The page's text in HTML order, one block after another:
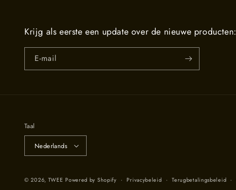
Krijg als eerste een update over de nieuwe producten:
E‑mail
Taal
Nederlands
© 2026, TWEE Powered by Shopify Privacybeleid Terugbetalingsbeleid